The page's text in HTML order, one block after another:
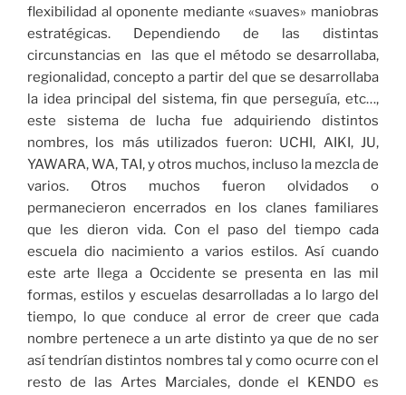
flexibilidad al oponente mediante «suaves» maniobras
estratégicas. Dependiendo de las distintas
circunstancias en las que el método se desarrollaba,
regionalidad, concepto a partir del que se desarrollaba
la idea principal del sistema, fin que perseguía, etc…,
este sistema de lucha fue adquiriendo distintos
nombres, los más utilizados fueron: UCHI, AIKI, JU,
YAWARA, WA, TAI, y otros muchos, incluso la mezcla de
varios. Otros muchos fueron olvidados o
permanecieron encerrados en los clanes familiares
que les dieron vida. Con el paso del tiempo cada
escuela dio nacimiento a varios estilos. Así cuando
este arte llega a Occidente se presenta en las mil
formas, estilos y escuelas desarrolladas a lo largo del
tiempo, lo que conduce al error de creer que cada
nombre pertenece a un arte distinto ya que de no ser
así tendrían distintos nombres tal y como ocurre con el
resto de las Artes Marciales, donde el KENDO es